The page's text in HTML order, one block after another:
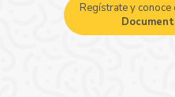
Regístrate y conoce